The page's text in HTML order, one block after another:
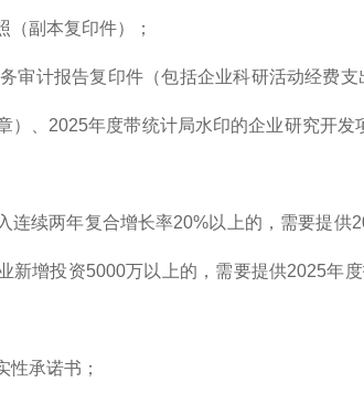
（副本复印件）；
务审计报告复印件（包括企业科研活动经费
）、2025年度带统计局水印的企业研究开
连续两年复合增长率20%以上的，需要提
新增投资5000万以上的，需要提供2025年
性承诺书；